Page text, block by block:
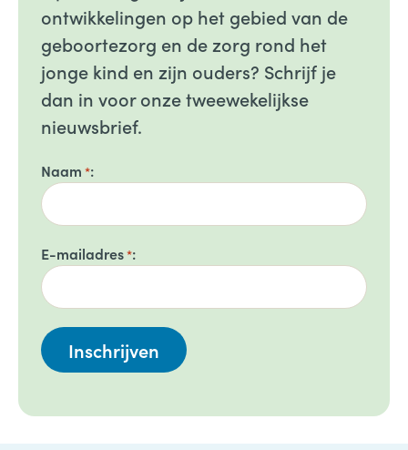
ontwikkelingen op het gebied van de
geboortezorg en de zorg rond het
jonge kind en zijn ouders? Schrijf je
dan in voor onze tweewekelijkse
nieuwsbrief.
Naam *
E-mailadres*